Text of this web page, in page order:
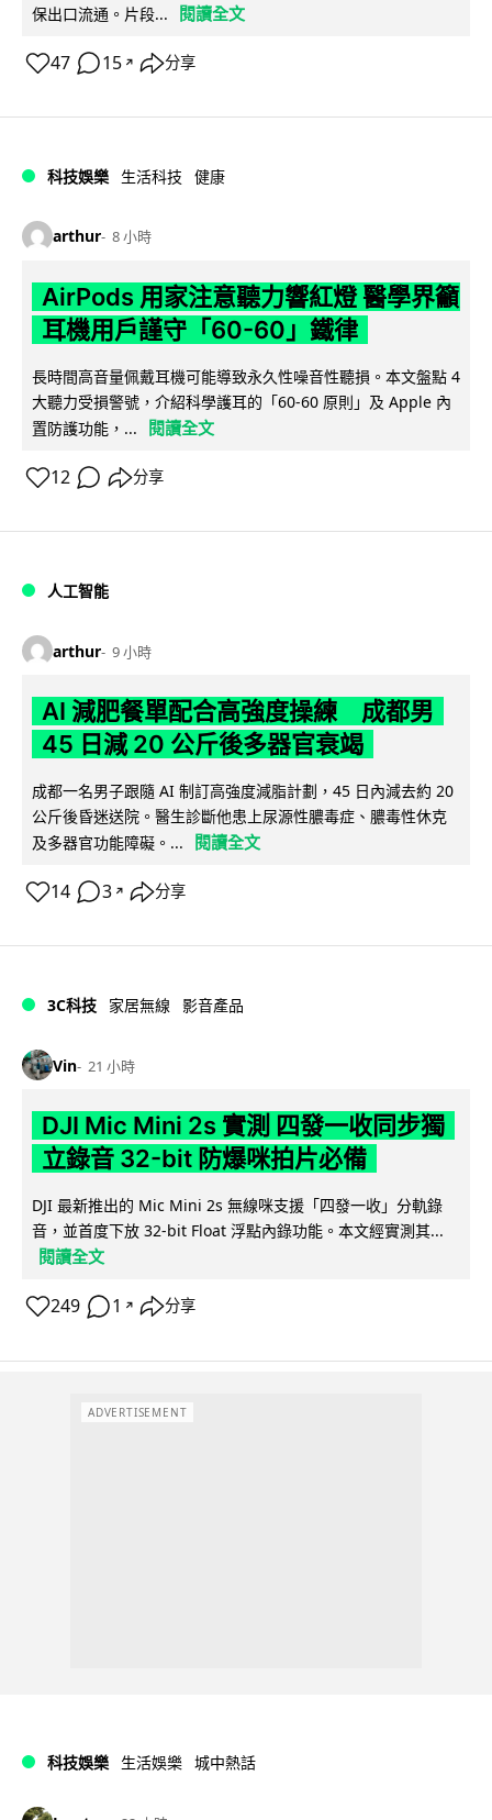
保出口流通。片段...
閱讀全文
47 15 ↗ 分享
科技娛樂 生活科技 健康
arthur 8 小時
AirPods 用家注意聽力響紅燈 醫學界籲
耳機用戶謹守「60-60」鐵律
長時間高音量佩戴耳機可能導致永久性噪音性聽損。本文盤點 4
大聽力受損警號，介紹科學護耳的「60-60 原則」及 Apple 內
置防護功能，...
閱讀全文
12 分享
人工智能
arthur 9 小時
AI 減肥餐單配合高強度操練 成都男
45 日減 20 公斤後多器官衰竭
成都一名男子跟隨 AI 制訂高強度減脂計劃，45 日內減去約 20
公斤後昏迷送院。醫生診斷他患上尿源性膿毒症、膿毒性休克
及多器官功能障礙。...
閱讀全文
14 3 ↗ 分享
3C科技 家居無線 影音產品
Vin 21 小時
DJI Mic Mini 2s 實測 四發一收同步獨
立錄音 32-bit 防爆咪拍片必備
DJI 最新推出的 Mic Mini 2s 無線咪支援「四發一收」分軌錄
音，並首度下放 32-bit Float 浮點內錄功能。本文經實測其...
閱讀全文
249 1 ↗ 分享
ADVERTISEMENT
科技娛樂 生活娛樂 城中熱話